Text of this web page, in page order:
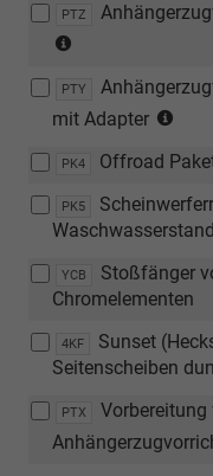
Schwarz)
Verbindung
oder
[PX9]
in
Grau)
nicht
Verbindung
mit
[PTX]
Vorbereitung
für
oder
[PTY]
PTZ
Verbindung
mit
Colour
Concept
Grey)
PTY
mit Adapter
mit
Grey)
PK4 Offroad
PK5
YCB
Stoßfänger
Chromelementen
4KF
Sunset
Seitenscheiben
PTX
Vorbereitung